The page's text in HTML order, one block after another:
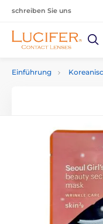
schreiben Sie uns
Einführung